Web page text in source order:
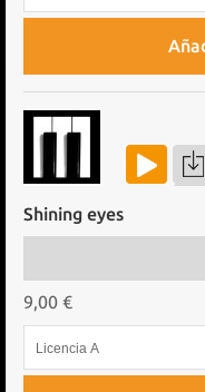
Shining eyes
9,00 €
Licencia A